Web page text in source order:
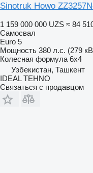
Sinotruk Howo
1 159 000 000 UZS ≈ 84
Самосвал
Euro 5
Мощность 380 л.с. (279
Колесная формула 6x4
Узбекистан, Ташкент
IDEAL TEHNO
Связаться с продавцом